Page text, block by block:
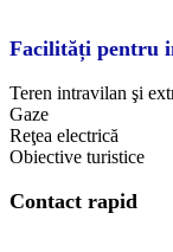
Facilități pentru
Teren intravilan şi
Gaze
Reţea electrică
Obiective turistice
Contact rapid